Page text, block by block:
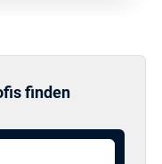
finden